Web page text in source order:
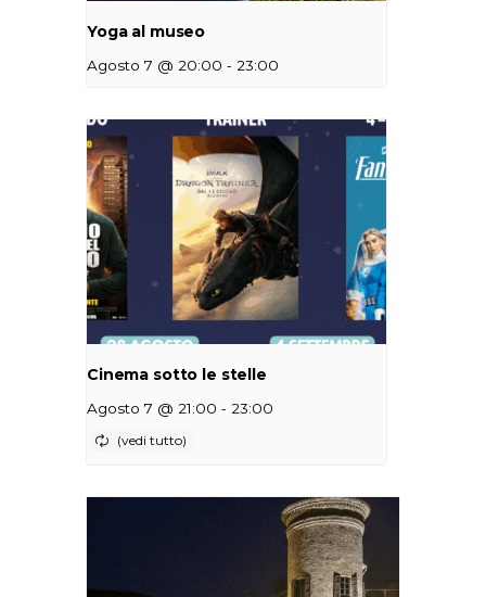
Yoga al museo
Agosto 7 @ 20:00 - 23:00
Cinema sotto le stelle
Agosto 7 @ 21:00 - 23:00